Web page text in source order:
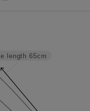
length 65cm